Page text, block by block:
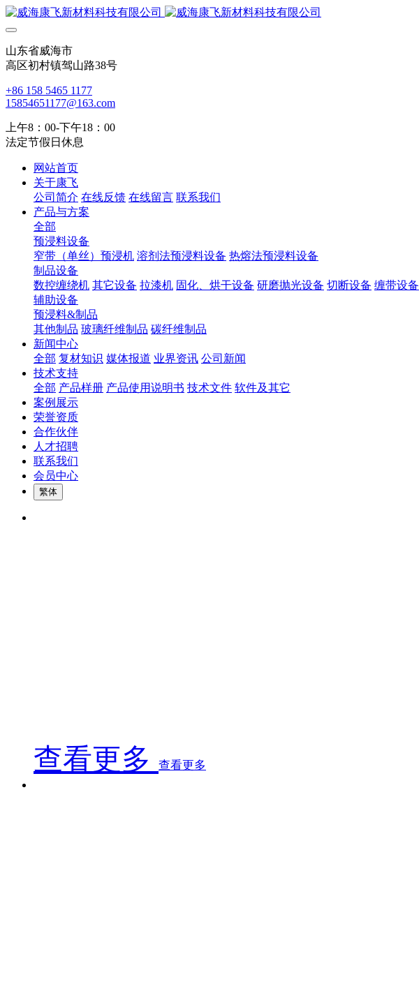
山东省威海市
高区初村镇驾山路38号
+86 158 5465 1177
15854651177@163.com
上午8：00-下午18：00
法定节假日休息
网站首页
关于康飞
公司简介 在线反馈 在线留言 联系我们
产品与方案
全部
预浸料设备
窄带（单丝）预浸机 溶剂法预浸料设备 热熔法预浸料设备
制品设备
数控缠绕机 其它设备 拉漆机 固化、烘干设备 研磨抛光设备 切断设备 缠带设备
辅助设备
预浸料&制品
其他制品 玻璃纤维制品 碳纤维制品
新闻中心
全部 复材知识 媒体报道 业界资讯 公司新闻
技术支持
全部 产品样册 产品使用说明书 技术文件 软件及其它
案例展示
荣誉资质
合作伙伴
人才招聘
联系我们
会员中心
繁体
查看更多 查看更多